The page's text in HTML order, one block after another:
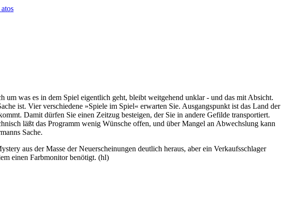
atos
was es in dem Spiel eigentlich geht, bleibt weitgehend unklar - und das mit Absicht.
ist. Vier verschiedene »Spiele im Spiel« erwarten Sie. Ausgangspunkt ist das Land der
Damit dürfen Sie einen Zeitzug besteigen, der Sie in andere Gefilde transportiert.
läßt das Programm wenig Wünsche offen, und über Mangel an Abwechslung kann
Sache.
aus der Masse der Neuerscheinungen deutlich heraus, aber ein Verkaufsschlager
einen Farbmonitor benötigt. (hl)